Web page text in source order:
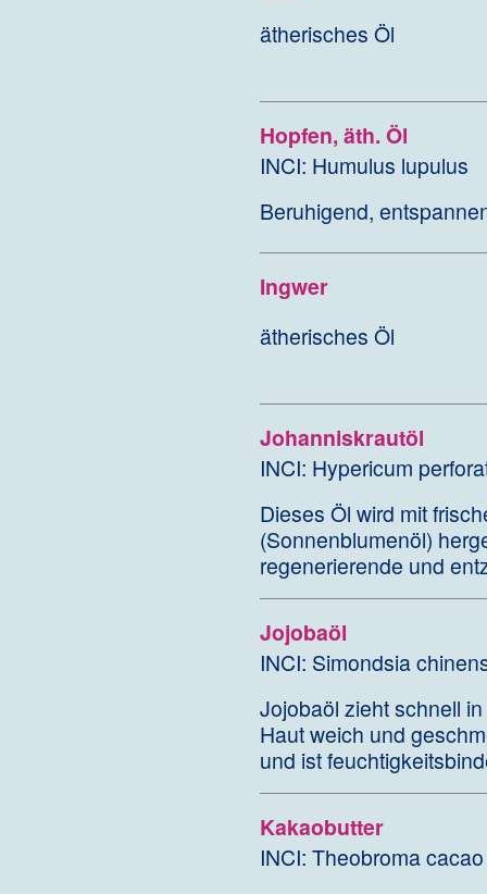
ätherisches Öl
Hopfen, äth. Öl
INCI: Humulus lupulus
Beruhigend,
Ingwer
ätherisches Öl
Johanniskrautöl
INCI: Hypericum
Dieses Öl wird mit
(Sonnenblumenöl)
regenerierende und
Jojobaöl
INCI: Simondsia
Jojobaöl zieht schnell
Haut weich und
und ist
Kakaobutter
INCI: Theobroma cacao